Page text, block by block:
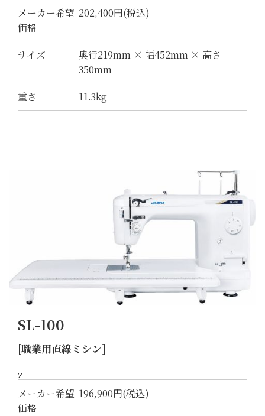
メーカー希望
価格
202,400円(税込)
サイズ
奥行219mm × 幅452mm × 高さ
350mm
重さ
11.3kg
SL-100
[職業用直線ミシン]
z
メーカー希望
価格
196,900円(税込)